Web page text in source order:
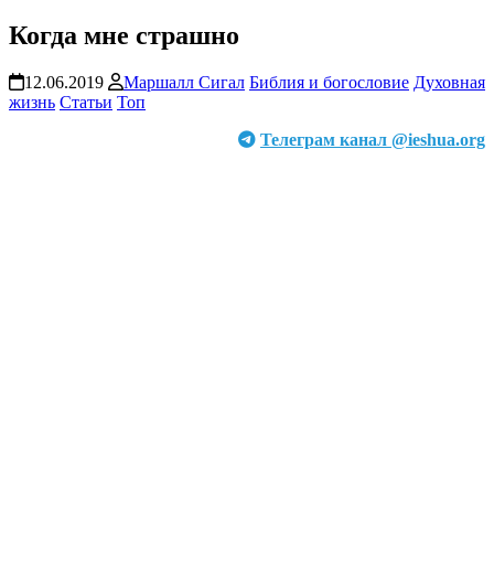
Когда мне страшно
12.06.2019 Маршалл Сигал Библия и богословие Духовная
жизнь Статьи Топ
Телеграм канал @ieshua.org